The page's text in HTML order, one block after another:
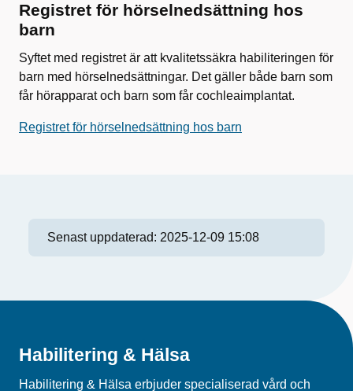
Registret för hörselnedsättning hos
barn
Syftet med registret är att kvalitetssäkra habiliteringen för
barn med hörselnedsättningar. Det gäller både barn som
får hörapparat och barn som får cochleaimplantat.
Registret för hörselnedsättning hos barn
Senast uppdaterad: 2025-12-09 15:08
Habilitering & Hälsa
Habilitering & Hälsa erbjuder specialiserad vård och